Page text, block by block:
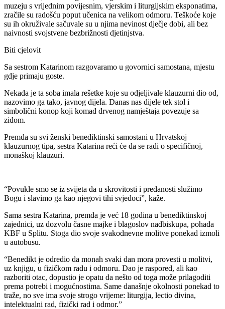
muzeju s vrijednim povijesnim, vjerskim i liturgijskim eksponatima,
zračile su radošću poput učenica na velikom odmoru. Teškoće koje
su ih okruživale sačuvale su u njima nevinost dječje dobi, ali bez
naivnosti svojstvene bezbrižnosti djetinjstva.
Biti cjelovit
Sa sestrom Katarinom razgovaramo u govornici samostana, mjestu
gdje primaju goste.
Nekada je ta soba imala rešetke koje su odjeljivale klauzurni dio od,
nazovimo ga tako, javnog dijela. Danas nas dijele tek stol i
simbolični konop koji komad drvenog namještaja povezuje sa
zidom.
Premda su svi ženski benediktinski samostani u Hrvatskoj
klauzurnog tipa, sestra Katarina reći će da se radi o specifičnoj,
monaškoj klauzuri.
“Povukle smo se iz svijeta da u skrovitosti i predanosti služimo
Bogu i slavimo ga kao njegovi tihi svjedoci”, kaže.
Sama sestra Katarina, premda je već 18 godina u benediktinskoj
zajednici, uz dozvolu časne majke i blagoslov nadbiskupa, pohađa
KBF u Splitu. Stoga dio svoje svakodnevne molitve ponekad izmoli
u autobusu.
“Benedikt je odredio da monah svaki dan mora provesti u molitvi,
uz knjigu, u fizičkom radu i odmoru. Dao je raspored, ali kao
razboriti otac, dopustio je opatu da nešto od toga može prilagoditi
prema potrebi i mogućnostima. Same današnje okolnosti ponekad to
traže, no sve ima svoje strogo vrijeme: liturgija, lectio divina,
intelektualni rad, fizički rad i odmor.”